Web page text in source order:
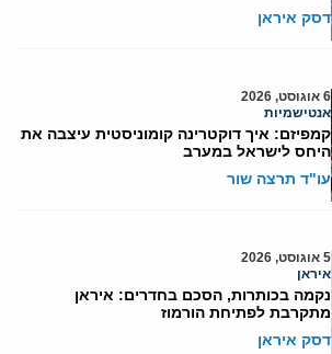
דסק איראן
6 אוגוסט, 2026
אנטישמיות
קמפיזם: איך דוקטרינה קומוניסטית עיצבה את
היחס לישראל במערב
עו"ד תרצה שור
5 אוגוסט, 2026
איראן
נקמה בכותרות, הסכם בחדרים: איראן
מתקרבת לפתיחת הורמוז
דסק איראן